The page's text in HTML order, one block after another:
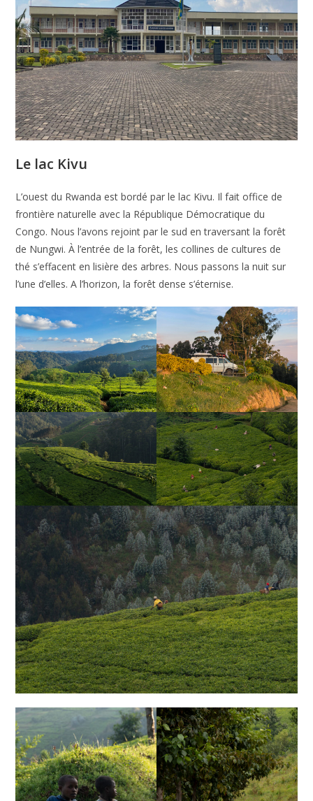
Le lac Kivu
L’ouest du Rwanda est bordé par le lac Kivu. Il fait office de
frontière naturelle avec la République Démocratique du
Congo. Nous l’avons rejoint par le sud en traversant la forêt
de Nungwi. À l’entrée de la forêt, les collines de cultures de
thé s’effacent en lisière des arbres. Nous passons la nuit sur
l’une d’elles. A l’horizon, la forêt dense s’éternise.